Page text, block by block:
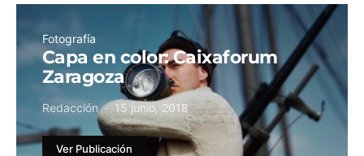
Fotografía
Capa en color: Caixaforum
Zaragoza
Redacción 15 junio, 2018
Ver Publicación